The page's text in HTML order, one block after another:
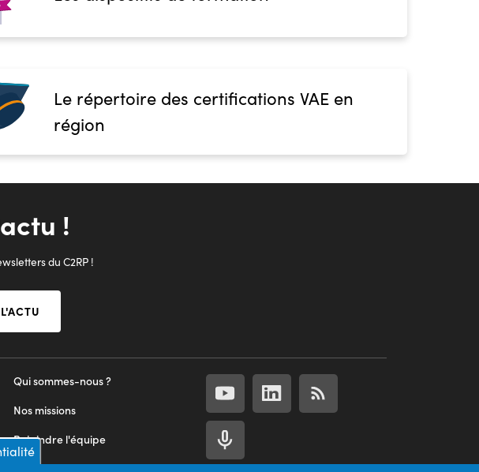
Le répertoire des certifications VAE en
région
!
du C2RP !
Qui sommes-nous ?
Nos missions
Rejoindre l'équipe
Nous contacter